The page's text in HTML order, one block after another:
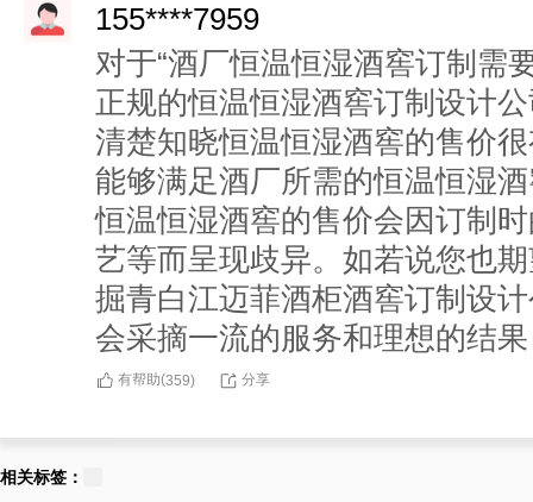
155****7959
对于“酒厂恒温恒湿酒窖订制需
正规的恒温恒湿酒窖订制设计
清楚知晓恒温恒湿酒窖的售价
能够满足酒厂所需的恒温恒湿
恒温恒湿酒窖的售价会因订制
艺等而呈现歧异。如若说您也
掘青白江迈菲酒柜酒窖订制设
会采摘一流的服务和理想的结
有帮助(359) 分享
151****5046
相关标签：